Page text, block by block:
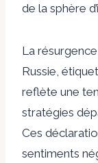
de la sphère
La
Russie,
reflète une
stratégies
Ces
sentiments